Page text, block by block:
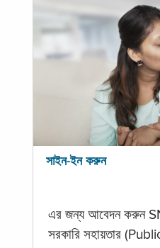
সাইন-ইন করুন
এর জন্য আবেদন করুন
সরকারি সহায়তার